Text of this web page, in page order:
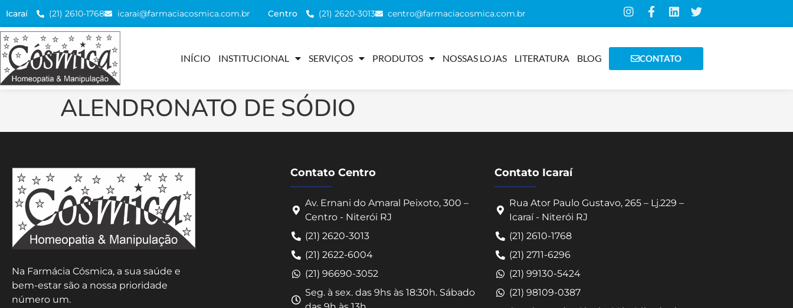
Icaraí (21) 2610-1768 icarai@farmaciacosmica.com.br Centro (21) 2620-3013 centro@farmaciacosmica.com.br
INÍCIO INSTITUCIONAL SERVIÇOS PRODUTOS NOSSAS LOJAS LITERATURA BLOG CONTATO
ALENDRONATO DE SÓDIO
Na Farmácia Cósmica, a sua saúde e
bem-estar são a nossa prioridade
número um.
Contato Centro
Av. Ernani do Amaral Peixoto, 300 –
Centro - Niterói RJ
(21) 2620-3013
(21) 2622-6004
(21) 96690-3052
Seg. à sex. das 9hs às 18:30h. Sábado
Contato Icaraí
Rua Ator Paulo Gustavo, 265 – Lj.229 –
Icaraí - Niterói RJ
(21) 2610-1768
(21) 2711-6296
(21) 99130-5424
(21) 98109-0387